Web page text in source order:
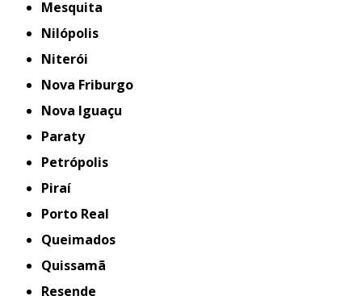
Mesquita
Nilópolis
Niterói
Nova Friburgo
Nova Iguaçu
Paraty
Petrópolis
Piraí
Porto Real
Queimados
Quissamã
Resende